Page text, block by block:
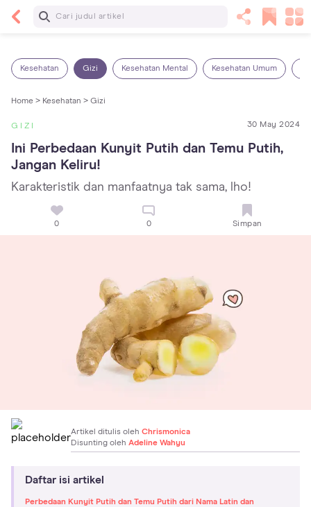
Baca Selanjutnya
Kesehatan Gizi Kesehatan Mental Kesehatan Umum
Home > Kesehatan > Gizi
GIZI 30 May 2024
Ini Perbedaan Kunyit Putih dan Temu Putih,
Jangan Keliru!
Karakteristik dan manfaatnya tak sama, lho!
0 0 Simpan
Artikel ditulis oleh Chrismonica
Disunting oleh Adeline Wahyu
Daftar isi artikel
Perbedaan Kunyit Putih dan Temu Putih dari Nama Latin dan